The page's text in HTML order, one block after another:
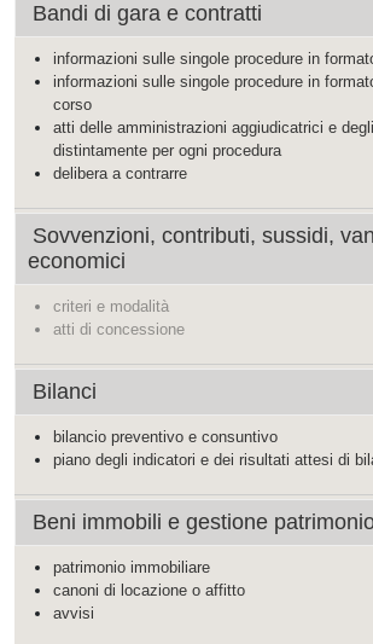
Bandi di gara e contratti
informazioni sulle singole procedure in
informazioni sulle singole procedure in
corso
atti delle amministrazioni aggiudicatrici e
distintamente per ogni procedura
delibera a contrarre
Sovvenzioni, contributi, sussidi,
economici
criteri e modalità
atti di concessione
Bilanci
bilancio preventivo e consuntivo
piano degli indicatori e dei risultati attesi di
Beni immobili e gestione
patrimonio immobiliare
canoni di locazione o affitto
avvisi